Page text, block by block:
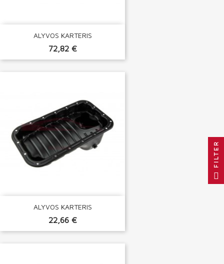
ALYVOS KARTERIS
72,82 €
ALYVOS KARTERIS
22,66 €
FILTER